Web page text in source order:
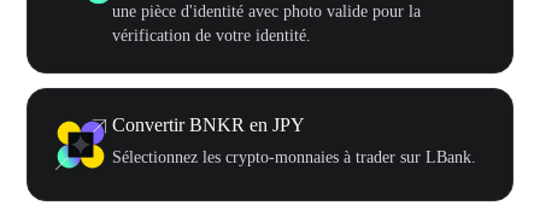
une pièce d'identité avec photo valide pour la
vérification de votre identité.
Convertir BNKR en JPY
Sélectionnez les crypto-monnaies à trader sur LBank.